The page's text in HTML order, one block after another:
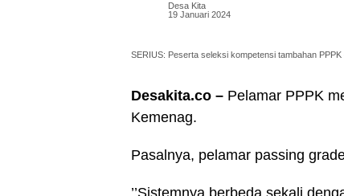
Desa Kita
19 Januari 2024
SERIUS: Peserta seleksi kompetensi tambahan
Desakita.co – Pelamar PPPK
Kemenag.
Pasalnya, pelamar passing
’’Sistemnya berbeda sekali